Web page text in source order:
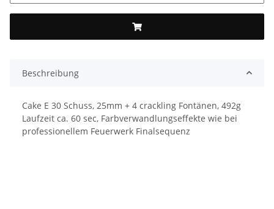
Beschreibung
Cake E 30 Schuss, 25mm + 4 crackling Fontänen, 492g
Laufzeit ca. 60 sec, Farbverwandlungseffekte wie bei
professionellem Feuerwerk Finalsequenz